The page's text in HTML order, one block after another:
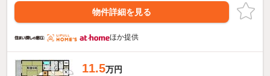
物件詳細を見る
ほか提供
11.5万円